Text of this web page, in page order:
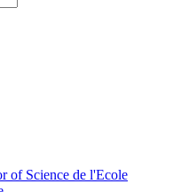
of Science de l'Ecole